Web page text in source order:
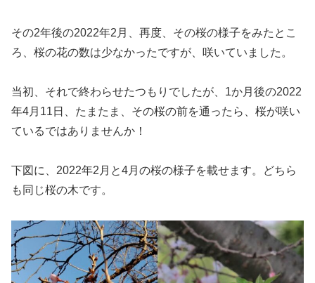
その2年後の2022年2月、再度、その桜の様子をみたとこ
ろ、桜の花の数は少なかったですが、咲いていました。
当初、それで終わらせたつもりでしたが、1か月後の2022
年4月11日、たまたま、その桜の前を通ったら、桜が咲い
ているではありませんか！
下図に、2022年2月と4月の桜の様子を載せます。どちら
も同じ桜の木です。